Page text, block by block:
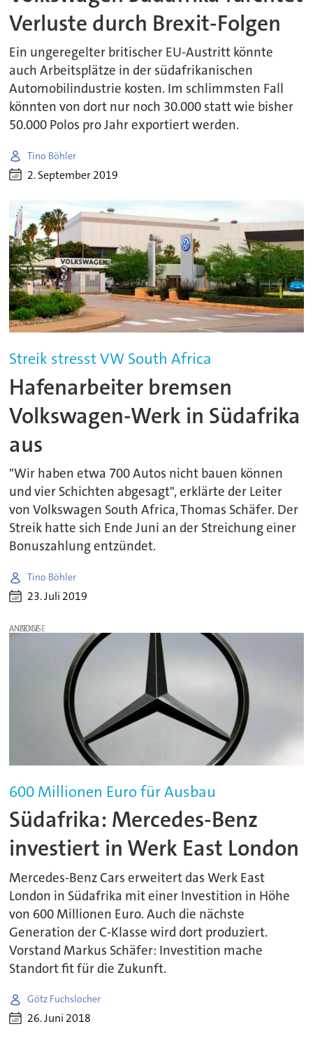
Verluste durch Brexit-Folgen
Ein ungeregelter britischer EU-Austritt könnte
auch Arbeitsplätze in der südafrikanischen
Automobilindustrie kosten. Im schlimmsten Fall
könnten von dort nur noch 30.000 statt wie bisher
50.000 Polos pro Jahr exportiert werden.
Tino Böhler
2. September 2019
Streik stresst VW South Africa
Hafenarbeiter bremsen
Volkswagen-Werk in Südafrika
aus
"Wir haben etwa 700 Autos nicht bauen können
und vier Schichten abgesagt", erklärte der Leiter
von Volkswagen South Africa, Thomas Schäfer. Der
Streik hatte sich Ende Juni an der Streichung einer
Bonuszahlung entzündet.
Tino Böhler
23. Juli 2019
ANZEIGE
600 Millionen Euro für Ausbau
Südafrika: Mercedes-Benz
investiert in Werk East London
Mercedes-Benz Cars erweitert das Werk East
London in Südafrika mit einer Investition in Höhe
von 600 Millionen Euro. Auch die nächste
Generation der C-Klasse wird dort produziert.
Vorstand Markus Schäfer: Investition mache
Standort fit für die Zukunft.
Götz Fuchslocher
26. Juni 2018